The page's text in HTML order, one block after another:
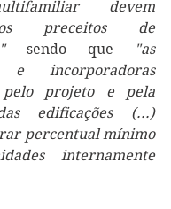
devem
preceitos de
sendo que
"as
e incorporadoras
pelo projeto e pela
edificações (...)
percentual mínimo
internamente